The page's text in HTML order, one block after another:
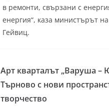
в ремонти, свързани с
енергия“, каза министърът
Гейвиц.
Арт кварталът „Варуша –
Търново с нови
творчество